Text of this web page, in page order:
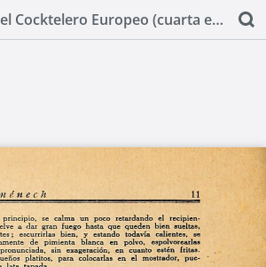
1931 El Arte del Cocktelero Europeo (cuarta edicion) by Ignacio Domenech